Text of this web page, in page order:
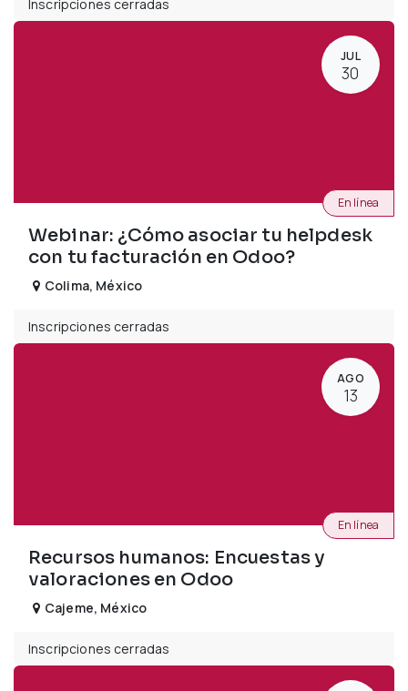
Inscripciones cerradas
JUL
30
Webinar: ¿Cómo asociar tu helpdesk
con tu facturación en Odoo?
En línea
Colima, México
Inscripciones cerradas
AGO
13
Recursos humanos: Encuestas y
valoraciones en Odoo
En línea
Cajeme, México
Inscripciones cerradas